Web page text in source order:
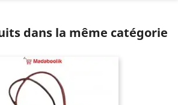
dans la même catégorie